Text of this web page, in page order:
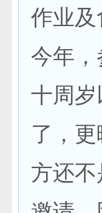
作业
今年
十周
了，
方还